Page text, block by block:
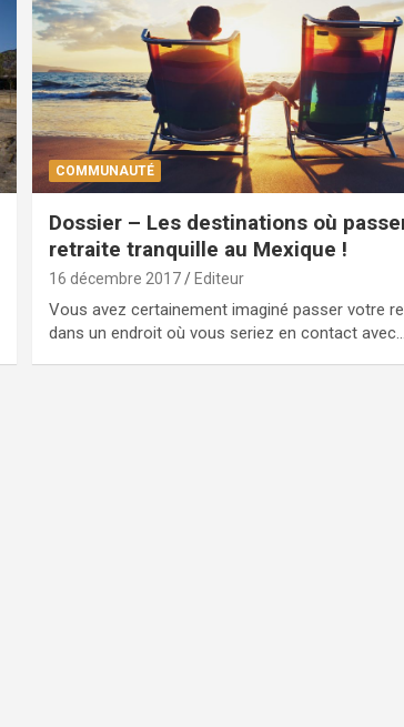
COMMUNAUTÉ
Dossier – Les destinations où
retraite tranquille au Mexique !
16 décembre 2017 Editeur
Vous avez certainement imaginé passer votre
dans un endroit où vous seriez en contact avec…